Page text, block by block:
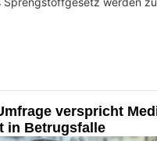
verspricht
in Betrugsfalle